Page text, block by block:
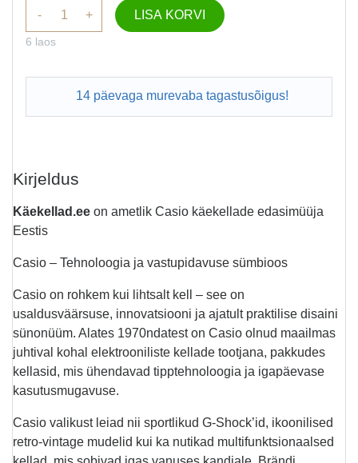
- + LISA KORVI
6 laos
14 päevaga murevaba tagastusõigus!
Kirjeldus
Käekellad.ee on ametlik Casio käekellade edasimüüja
Eestis
Casio – Tehnoloogia ja vastupidavuse sümbioos
Casio on rohkem kui lihtsalt kell – see on
usaldusväärsuse, innovatsiooni ja ajatult praktilise disaini
sünonüüm. Alates 1970ndatest on Casio olnud maailmas
juhtival kohal elektrooniliste kellade tootjana, pakkudes
kellasid, mis ühendavad tipptehnoloogia ja igapäevase
kasutusmugavuse.
Casio valikust leiad nii sportlikud G-Shock’id, ikoonilised
retro-vintage mudelid kui ka nutikad multifunktsionaalsed